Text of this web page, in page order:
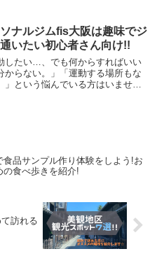
策について真剣に考えるようにな
た。シミやくすみ...
ナルジムfis大阪は趣味でジ
いたい初心者さん向け!!
したい…、でも何からすればいい
からない。」「運動する場所もな
という悩んでいる方はいません
食品サンプル作り体験をしよう!お
の食べ歩きを紹介!
訪れる